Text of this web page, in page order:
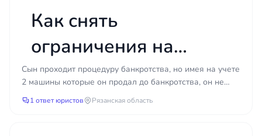
Как снять
ограничения на
регистрационные
действия с
Сын проходит процедуру банкротства, но имея на учете
2 машины которые он продал до банкротства, он не
может завершить банкротство, как снять с них огр...
1 ответ юристов Рязанская область